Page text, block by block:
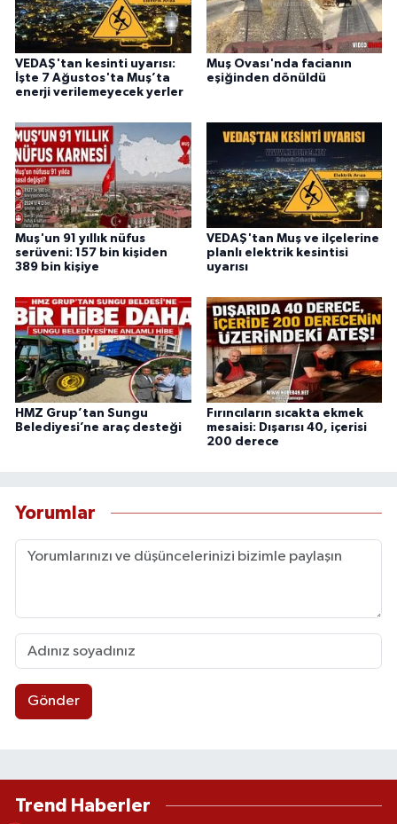
VEDAŞ'tan kesinti uyarısı:
İşte 7 Ağustos'ta Muş’ta
enerji verilemeyecek yerler
Muş Ovası'nda facianın
eşiğinden dönüldü
Muş'un 91 yıllık nüfus
serüveni: 157 bin kişiden
389 bin kişiye
VEDAŞ'tan Muş ve ilçelerine
planlı elektrik kesintisi
uyarısı
HMZ Grup’tan Sungu
Belediyesi’ne araç desteği
Fırıncıların sıcakta ekmek
mesaisi: Dışarısı 40, içerisi
200 derece
Yorumlar
Gönder
Trend Haberler